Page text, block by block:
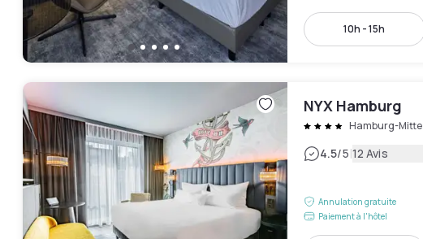
10h - 15h
NYX Hamburg
Hamburg-Mitte
4.5/5|12 Avis
Annulation gratuite
Paiement à l'hôtel